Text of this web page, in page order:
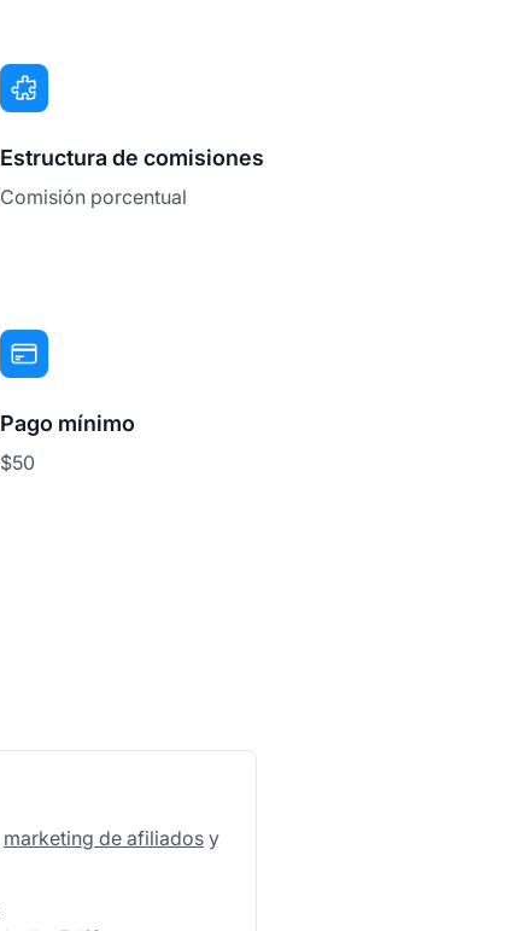
Estructura de comisiones
Comisión porcentual
Pago mínimo
$50
marketing de afiliados y